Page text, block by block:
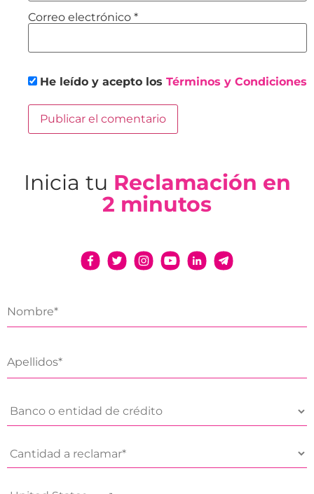
Correo electrónico *
He leído y acepto los Términos y Condiciones
Inicia tu Reclamación en
2 minutos